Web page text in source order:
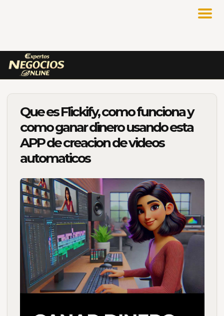
Que es Flickify, como funciona y
como ganar dinero usando esta
APP de creacion de videos
automaticos